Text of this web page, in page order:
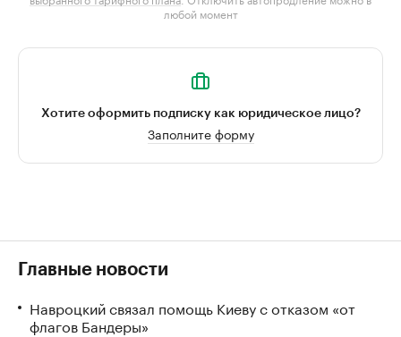
любой момент
Хотите оформить подписку как юридическое лицо?
Заполните форму
Главные новости
Навроцкий связал помощь Киеву с отказом «от
флагов Бандеры»